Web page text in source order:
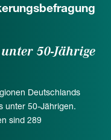
50-Jährige
Deutschlands
unter 50-Jährigen.
sind 289